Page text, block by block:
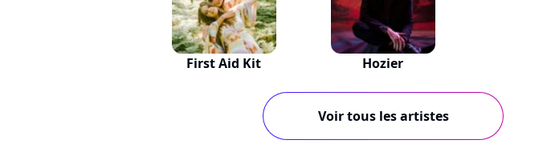
First Aid Kit Hozier
Voir tous les artistes